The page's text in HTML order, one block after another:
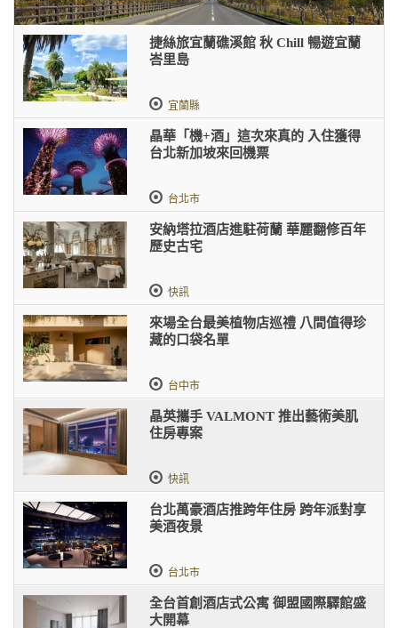
捷絲旅宜蘭礁溪館 秋 Chill 暢遊宜蘭
峇里島
宜蘭縣
晶華「機+酒」這次來真的 入住獲得
台北新加坡來回機票
台北市
安納塔拉酒店進駐荷蘭 華麗翻修百年
歷史古宅
快訊
來場全台最美植物店巡禮 八間值得珍
藏的口袋名單
台中市
晶英攜手 VALMONT 推出藝術美肌
住房專案
快訊
台北萬豪酒店推跨年住房 跨年派對享
美酒夜景
台北市
全台首創酒店式公寓 御盟國際驛館盛
大開幕